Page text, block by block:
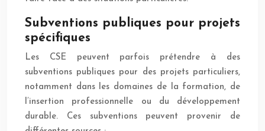
Subventions publiques pour projets
spécifiques
Les CSE peuvent parfois prétendre à des
subventions publiques pour des projets particuliers,
notamment dans les domaines de la formation, de
l’insertion professionnelle ou du développement
durable. Ces subventions peuvent provenir de